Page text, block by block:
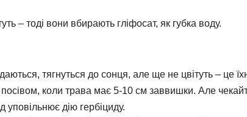
– тоді вони вбирають гліфосат, як губка воду.
тягнуться до сонця, але ще не цвітуть – це
коли трава має 5-10 см заввишки. Але
уповільнює дію гербіциду.